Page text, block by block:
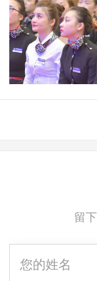
留